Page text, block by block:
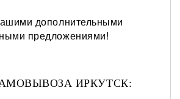
дополнительными
предложениями!
ИРКУТСК: